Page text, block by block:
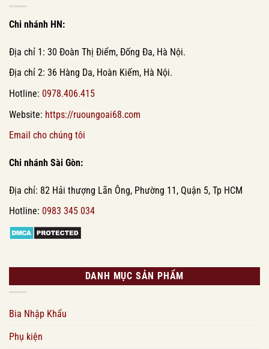
Chi nhánh HN:
Địa chỉ 1: 30 Đoàn Thị Điểm, Đống Đa, Hà Nội.
Địa chỉ 2: 36 Hàng Da, Hoàn Kiếm, Hà Nội.
Hotline: 0978.406.415
Website: https://ruoungoai68.com
Email cho chúng tôi
Chi nhánh Sài Gòn:
Địa chỉ: 82 Hải thượng Lãn Ông, Phường 11, Quận 5, Tp HCM
Hotline: 0983 345 034
DANH MỤC SẢN PHẨM
Bia Nhập Khẩu
Phụ kiện